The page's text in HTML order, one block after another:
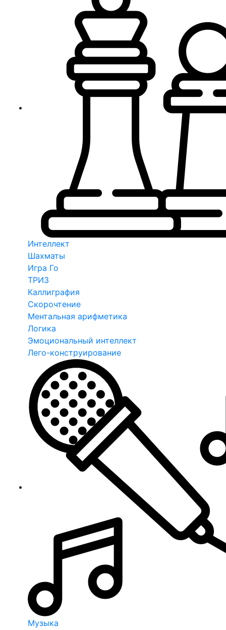
Интеллект
Шахматы
Игра Го
ТРИЗ
Каллиграфия
Скорочтение
Ментальная арифметика
Логика
Эмоциональный интеллект
Лего-конструирование
Музыка